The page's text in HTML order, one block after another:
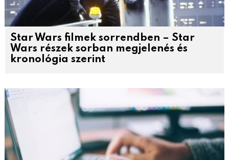
Star Wars filmek sorrendben – Star
Wars részek sorban megjelenés és
kronológia szerint